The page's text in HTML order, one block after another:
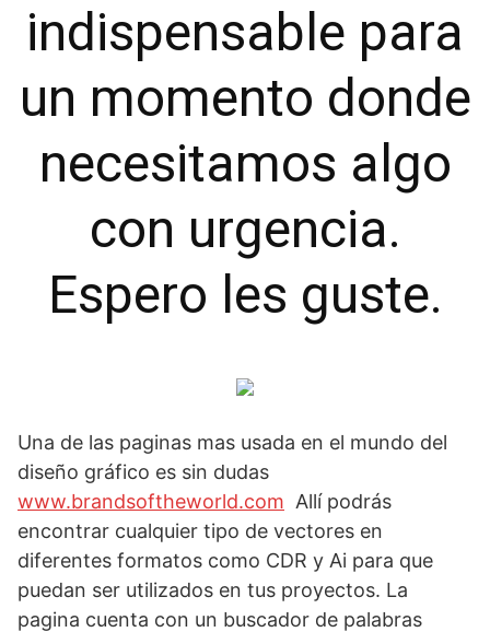
indispensable para
un momento donde
necesitamos algo
con urgencia.
Espero les guste.
Una de las paginas mas usada en el mundo del
diseño gráfico es sin dudas
www.brandsoftheworld.com Allí podrás
encontrar cualquier tipo de vectores en
diferentes formatos como CDR y Ai para que
puedan ser utilizados en tus proyectos. La
pagina cuenta con un buscador de palabras